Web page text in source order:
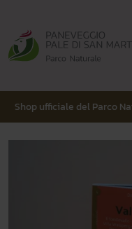
Shop ufficiale del Parco